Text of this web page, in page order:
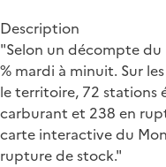
Description
"Selon un décompte
% mardi à minuit. Sur
le territoire, 72
carburant et 238 en
carte interactive du
rupture de stock."